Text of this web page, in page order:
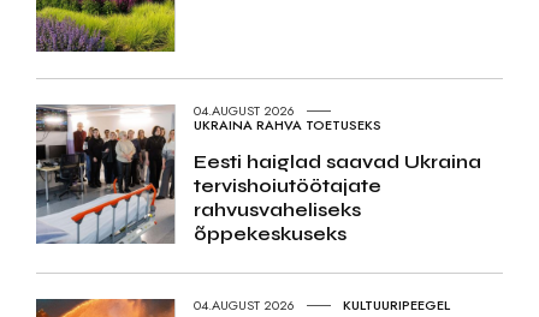
04.AUGUST 2026
UKRAINA RAHVA TOETUSEKS
Eesti haiglad saavad Ukraina
tervishoiutöötajate
rahvusvaheliseks
õppekeskuseks
04.AUGUST 2026 KULTUURIPEEGEL